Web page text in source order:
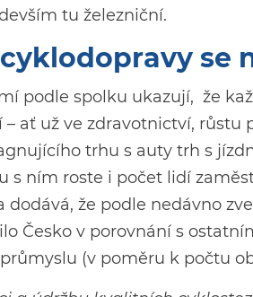
tu železniční.
se
podle spolku ukazují, že
ať už ve zdravotnictví,
trhu s auty trh s
s ním roste i počet lidí
dodává, že podle nedávno
Česko v porovnání s
(v poměru k počtu